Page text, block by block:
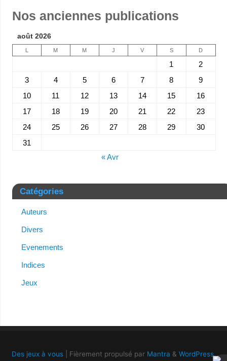
Nos anciennes publications
août 2026
L M M J V S D
1
2
3
4 5 6 7 8
9
10
11 12 13 14 15
16
17
18 19 20 21 22
23
24
25 26 27 28 29
30
31
« Avr
Catégories
Auteurs
Divers
Evenements
Indices
Jeux
Des jeux à vous| Fièrement propulsé par Mantra & WordPress.